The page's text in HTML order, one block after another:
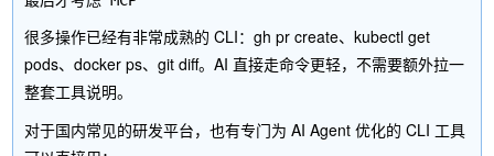
很多操作已经有非常成熟的 CLI：gh pr create、kubectl get
pods、docker ps、git diff。AI 直接走命令更轻，不需要额外拉一
整套工具说明。
对于国内常见的研发平台，也有专门为 AI Agent 优化的 CLI 工具